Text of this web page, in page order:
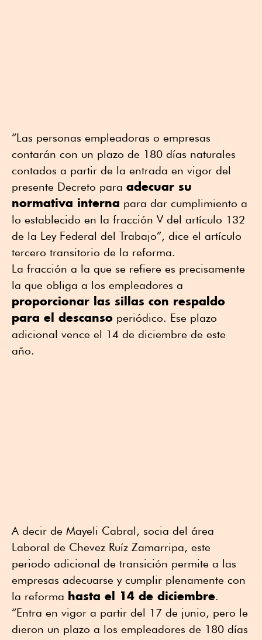
“Las personas empleadoras o empresas
contarán con un plazo de 180 días naturales
contados a partir de la entrada en vigor del
presente Decreto para adecuar su
normativa interna para dar cumplimiento a
lo establecido en la fracción V del artículo 132
de la Ley Federal del Trabajo”, dice el artículo
tercero transitorio de la reforma.
La fracción a la que se refiere es precisamente
la que obliga a los empleadores a
proporcionar las sillas con respaldo
para el descanso periódico. Ese plazo
adicional vence el 14 de diciembre de este
año.
A decir de Mayeli Cabral, socia del área
Laboral de Chevez Ruíz Zamarripa, este
periodo adicional de transición permite a las
empresas adecuarse y cumplir plenamente con
la reforma hasta el 14 de diciembre.
“Entra en vigor a partir del 17 de junio, pero le
dieron un plazo a los empleadores de 180 días